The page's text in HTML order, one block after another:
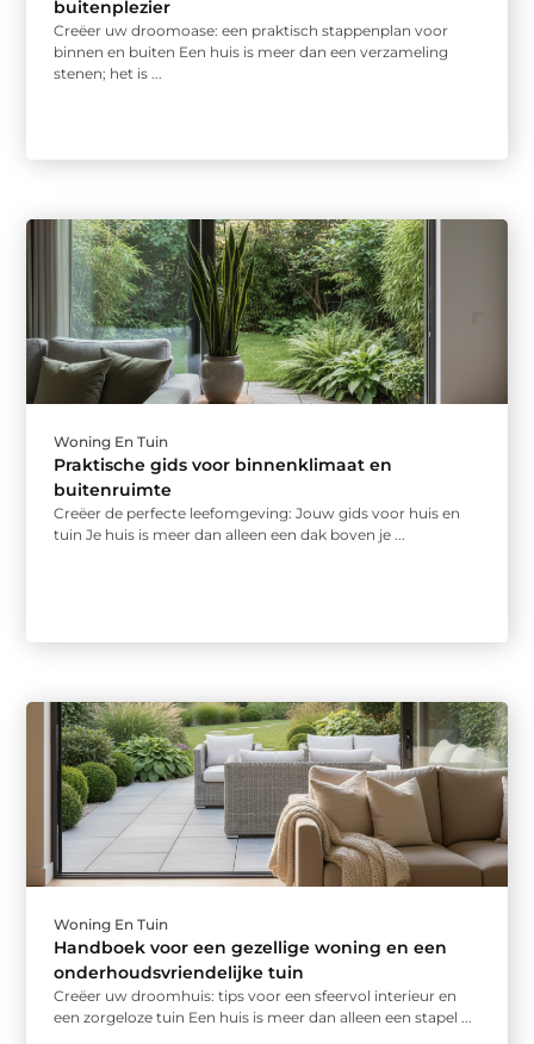
buitenplezier
Creëer uw droomoase: een praktisch stappenplan voor
binnen en buiten Een huis is meer dan een verzameling
stenen; het is ...
Woning En Tuin
Praktische gids voor binnenklimaat en
buitenruimte
Creëer de perfecte leefomgeving: Jouw gids voor huis en
tuin Je huis is meer dan alleen een dak boven je ...
Woning En Tuin
Handboek voor een gezellige woning en een
onderhoudsvriendelijke tuin
Creëer uw droomhuis: tips voor een sfeervol interieur en
een zorgeloze tuin Een huis is meer dan alleen een stapel ...